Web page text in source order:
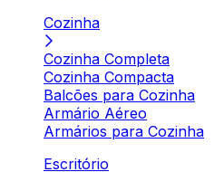
Cozinha
Cozinha Completa
Cozinha Compacta
Balcões para Cozinha
Armário Aéreo
Armários para Cozinha
Escritório